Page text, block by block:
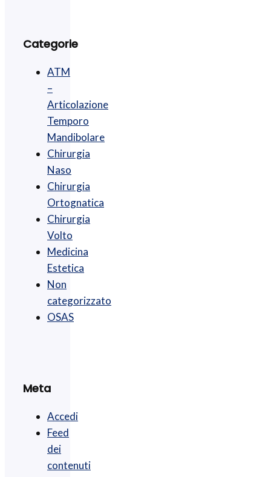
Categorie
ATM
–
Articolazione
Temporo
Mandibolare
Chirurgia
Naso
Chirurgia
Ortognatica
Chirurgia
Volto
Medicina
Estetica
Non
categorizzato
OSAS
Meta
Accedi
Feed
dei
contenuti